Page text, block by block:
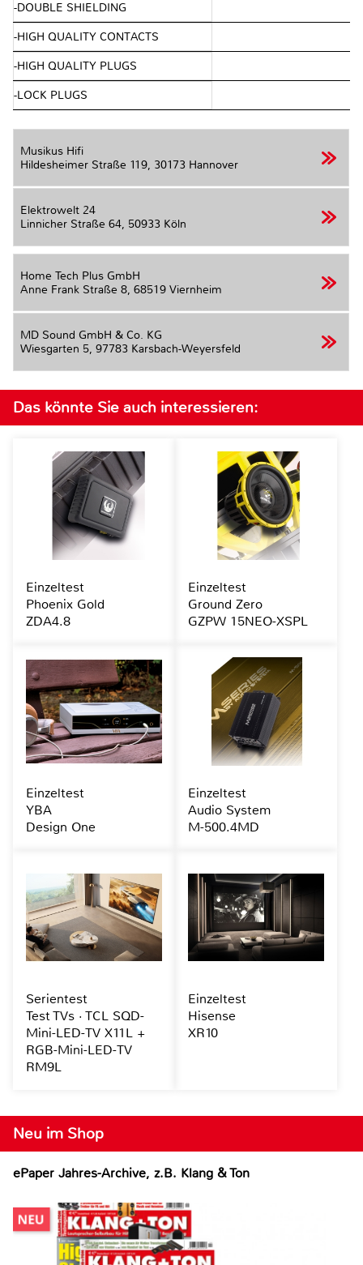
-DOUBLE SHIELDING
-HIGH QUALITY CONTACTS
-HIGH QUALITY PLUGS
-LOCK PLUGS
Musikus Hifi
Hildesheimer Straße 119, 30173 Hannover
Elektrowelt 24
Linnicher Straße 64, 50933 Köln
Home Tech Plus GmbH
Anne Frank Straße 8, 68519 Viernheim
MD Sound GmbH & Co. KG
Wiesgarten 5, 97783 Karsbach-Weyersfeld
Neu im Shop
ePaper Jahres-Archive, z.B. Klang & Ton
Das könnte Sie auch interessieren:
Einzeltest
Phoenix Gold
ZDA4.8
Einzeltest
Ground Zero
GZPW 15NEO-XSPL
Einzeltest
YBA
Design One
Einzeltest
Audio System
M-500.4MD
Serientest
Test TVs · TCL SQD-
Mini-LED-TV X11L +
RGB-Mini-LED-TV
RM9L
Einzeltest
Hisense
XR10